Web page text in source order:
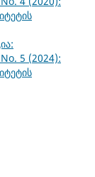
5 (2024):